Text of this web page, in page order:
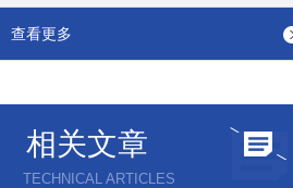
查看更多
相关文章
TECHNICAL ARTICLES